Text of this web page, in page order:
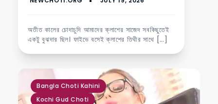
অতীত কালের চোদাচুদি আমাদের ক্লাশের সাজেদ সবকিছুতেই
একটু বুঝদার ছিল। ফাইভে বসেই ক্লাশের তিথীর সাথে […]
Bangla Choti Kahini ,
Kochi Gud Choti
,,,,